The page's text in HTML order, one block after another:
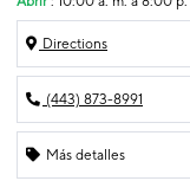
Directions
(443) 873-8991
Más detalles